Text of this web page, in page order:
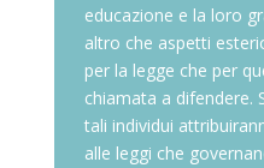
educazione e la loro
altro che aspetti
per la legge che per
chiamata a difendere.
tali individui
alle leggi che